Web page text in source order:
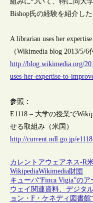
Bishop氏の経験を紹介した
A librarian uses her
（Wikimedia blog 2013/5/6
http://blog.wikimedia.org/
uses-her-expertise-to-
参照：
E1118 – 大学の授業で
せる取組み（米国）
http://current.ndl.go.jp/e1118
カレントアウェアネス-R
WikipediaWikimedia財団
キューバ“Finca Vigia”の
ウェイ関連資料、デジタ
ョン・F・ケネディ図書